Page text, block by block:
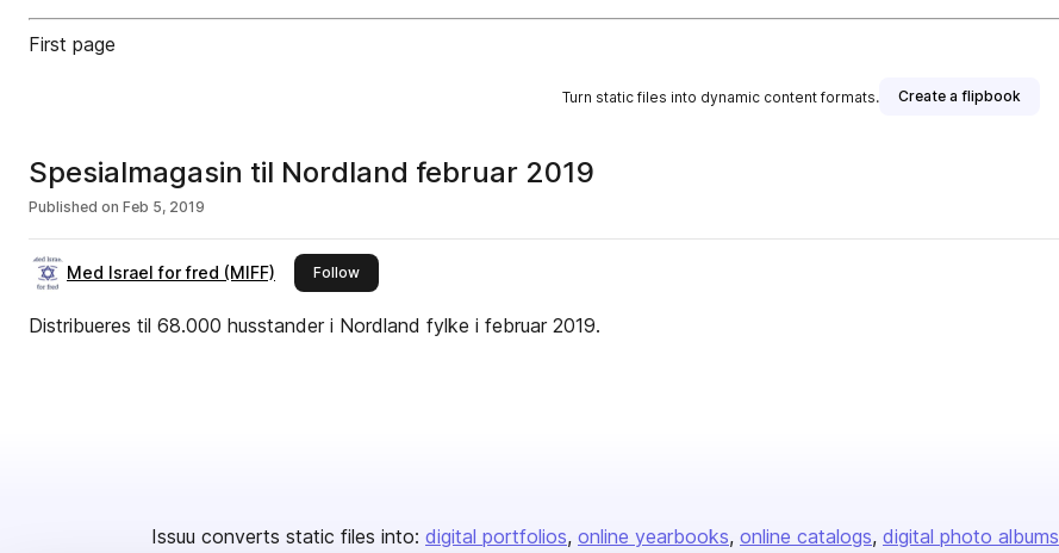
First page
Turn static files into dynamic content formats. Create a flipbook
Spesialmagasin til Nordland februar 2019
Published on Feb 5, 2019
Med Israel for fred (MIFF) Followthis publisher
Distribueres til 68.000 husstander i Nordland fylke i februar 2019.
Issuu converts static files into: digital portfolios online yearbooks online catalogs digital photo albums